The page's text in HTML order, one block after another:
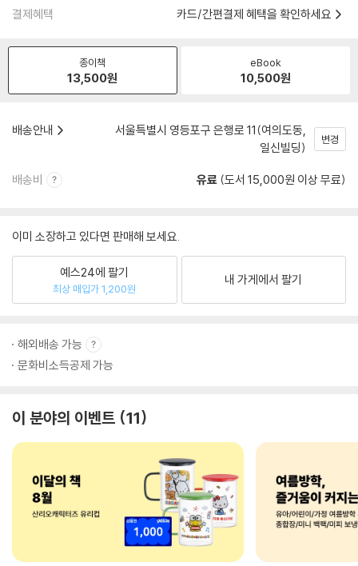
결제혜택 카드/간편결제 혜택을 확인하세요
종이책
13,500원
eBook
10,500원
배송안내
서울특별시 영등포구 은행로 11(여의도동,
일신빌딩)
변경
배송비 유료 (도서 15,000원 이상 무료)
이미 소장하고 있다면 판매해 보세요.
예스24에 팔기
최상 매입가 1,200원
내 가게에서 팔기
해외배송 가능
문화비소득공제 가능
이 분야의 이벤트 11